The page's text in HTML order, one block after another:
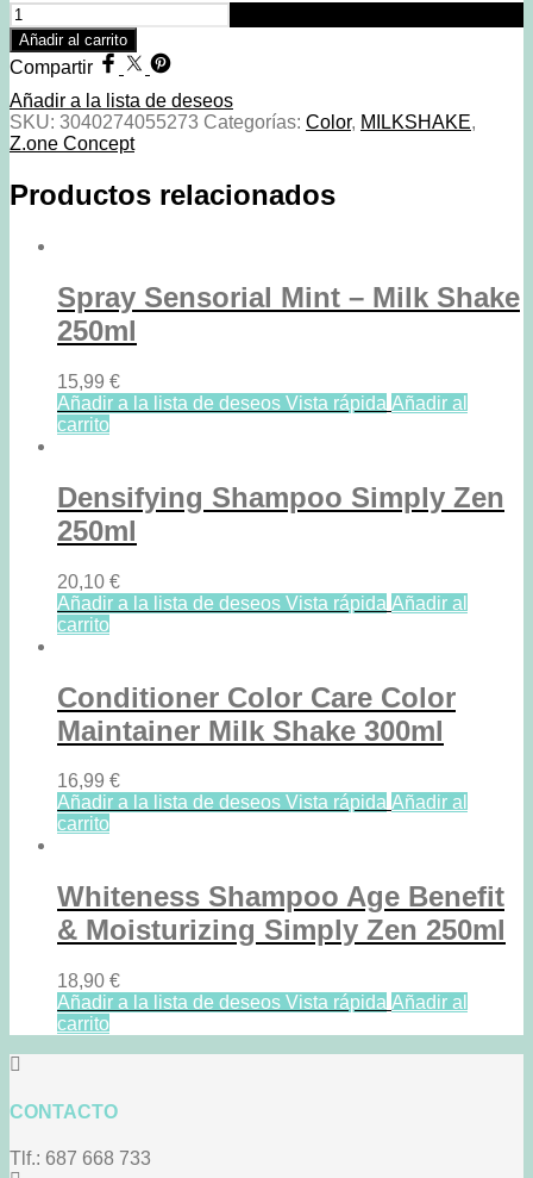
Tinte
Milk
Shake
4.31-
Run
Chocolat
cantidad
Añadir al carrito
Compartir
Añadir a la lista de deseos
SKU: 3040274055273 Categorías: Color, MILKSHAKE,
Z.one Concept
Productos relacionados
Spray Sensorial Mint – Milk Shake
250ml
15,99 €
Añadir a la lista de deseos Vista rápida Añadir al
carrito
Densifying Shampoo Simply Zen
250ml
20,10 €
Añadir a la lista de deseos Vista rápida Añadir al
carrito
Conditioner Color Care Color
Maintainer Milk Shake 300ml
16,99 €
Añadir a la lista de deseos Vista rápida Añadir al
carrito
Whiteness Shampoo Age Benefit
& Moisturizing Simply Zen 250ml
18,90 €
Añadir a la lista de deseos Vista rápida Añadir al
carrito
CONTACTO
Tlf.: 687 668 733